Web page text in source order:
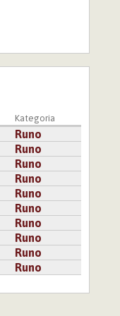
Kategoria
Runo
Runo
Runo
Runo
Runo
Runo
Runo
Runo
Runo
Runo